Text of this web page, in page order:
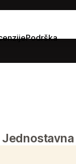
Podrška